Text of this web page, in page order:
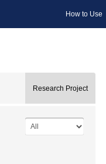
How to Use
Research Project